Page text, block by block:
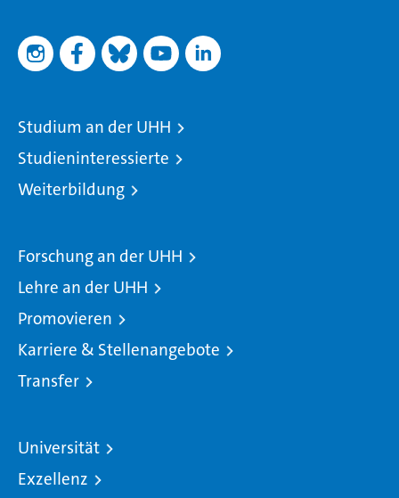
Studium an der UHH
Studieninteressierte
Weiterbildung
Forschung an der UHH
Lehre an der UHH
Promovieren
Karriere & Stellenangebote
Transfer
Universität
Exzellenz